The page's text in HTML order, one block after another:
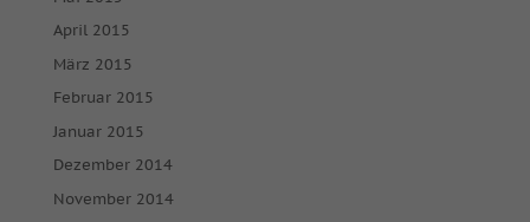
April 2015
März 2015
Februar 2015
Januar 2015
Dezember 2014
November 2014
Inhalte von Videoplattformen und Social-Media-Plattformen
werden standardmäßig blockiert. Wenn Cookies von externen
keiner manuellen Einwilligung mehr.
powered by Borlabs Cookie